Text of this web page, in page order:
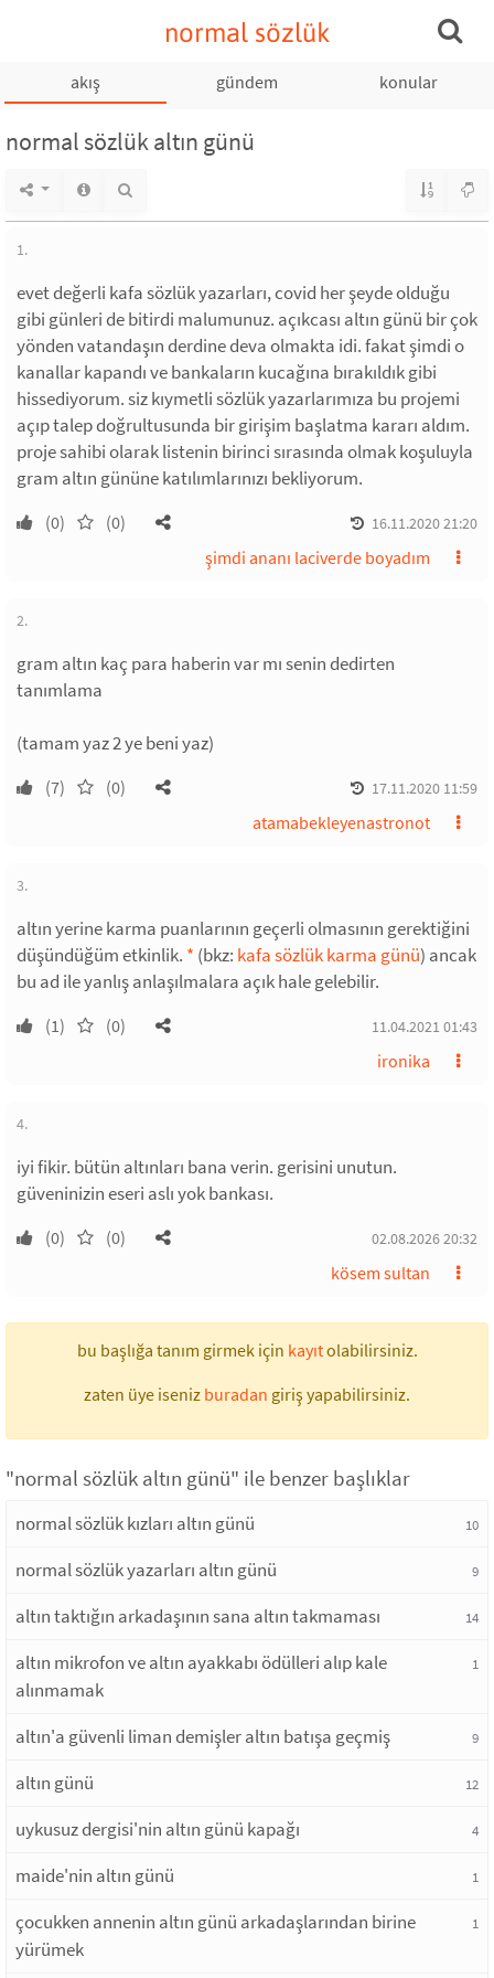
normal sözlük
akış gündem konular
normal sözlük altın günü
1.
evet değerli kafa sözlük yazarları, covid her şeyde olduğu
gibi günleri de bitirdi malumunuz. açıkcası altın günü bir çok
yönden vatandaşın derdine deva olmakta idi. fakat şimdi o
kanallar kapandı ve bankaların kucağına bırakıldık gibi
hissediyorum. siz kıymetli sözlük yazarlarımıza bu projemi
açıp talep doğrultusunda bir girişim başlatma kararı aldım.
proje sahibi olarak listenin birinci sırasında olmak koşuluyla
gram altın gününe katılımlarınızı bekliyorum.
(0) (0) 16.11.2020 21:20
şimdi ananı laciverde boyadım
2.
gram altın kaç para haberin var mı senin dedirten
tanımlama
(tamam yaz 2 ye beni yaz)
(7) (0) 17.11.2020 11:59
atamabekleyenastronot
3.
altın yerine karma puanlarının geçerli olmasının gerektiğini
düşündüğüm etkinlik. * (bkz: kafa sözlük karma günü) ancak
bu ad ile yanlış anlaşılmalara açık hale gelebilir.
(1) (0) 11.04.2021 01:43
ironika
4.
iyi fikir. bütün altınları bana verin. gerisini unutun.
güveninizin eseri aslı yok bankası.
(0) (0) 02.08.2026 20:32
kösem sultan
bu başlığa tanım girmek için kayıtolabilirsiniz.
zaten üye iseniz buradan giriş yapabilirsiniz.
"normal sözlük altın günü" ile benzer başlıklar
normal sözlük kızları altın günü 10
normal sözlük yazarları altın günü 9
altın taktığın arkadaşının sana altın takmaması 14
altın mikrofon ve altın ayakkabı ödülleri alıp kale
alınmamak
1
altın'a güvenli liman demişler altın batışa geçmiş 9
altın günü 12
uykusuz dergisi'nin altın günü kapağı 4
maide'nin altın günü 1
çocukken annenin altın günü arkadaşlarından birine
yürümek
1